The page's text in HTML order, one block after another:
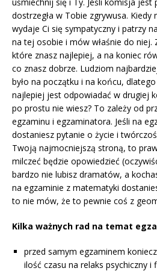
dostrzegła w Tobie zgrywusa.
wydaje Ci się sympatyczny i patrzy
na tej osobie i mów właśnie do niej.
które znasz najlepiej, a na koniec
co znasz dobrze. Ludziom
było na początku i na końcu,
najlepiej jest odpowiadać w drugiej
po prostu nie wiesz? To zależy od
egzaminu i egzaminatora. Jeśli na
dostaniesz pytanie o życie i
Twoją najmocniejszą stroną, to
milczeć będzie opowiedzieć
bardzo nie lubisz dramatów, a
na egzaminie z matematyki
to nie mów, że to pewnie coś z
Kilka ważnych rad na temat
przed samym egzaminem
ilość czasu na relaks psychiczny i